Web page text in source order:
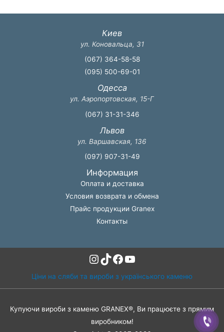
Киев
ул. Коновальца, 31
(067) 364-58-58
(095) 500-69-01
Одесса
ул. Аэропортовская, 15-Г
(067) 31-31-346
Львов
ул. Варшавская, 136
(097) 907-31-49
Информация
Оплата и доставка
Условия возврата и обмена
Прайс продукции Granex
Контакты
Instagram
TikTok
Facebook
YouTube
Ціни на сляби та вироби з українського каменю
Купуючи вироби з каменю GRANEX®, Ви працюєте з прямим
виробником!